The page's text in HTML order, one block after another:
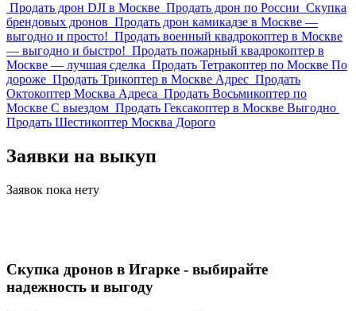
Продать дрон DJI в Москве Продать дрон по России Скупка
брендовых дронов Продать дрон камикадзе в Москве —
выгодно и просто! Продать военный квадрокоптер в Москве
— выгодно и быстро! Продать пожарный квадрокоптер в
Москве — лучшая сделка Продать Тетракоптер по Москве По
дороже Продать Трикоптер в Москве Адрес Продать
Октокоптер Москва Адреса Продать Восьмикоптер по
Москве С выездом Продать Гексакоптер в Москве Выгодно
Продать Шестикоптер Москва Дорого
Заявки на выкуп
Заявок пока нету
Скупка дронов в Игарке - выбирайте
надежность и выгоду